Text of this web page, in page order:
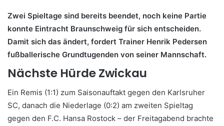
Zwei Spieltage sind bereits beendet, noch keine Partie
konnte Eintracht Braunschweig für sich entscheiden.
Damit sich das ändert, fordert Trainer Henrik Pedersen
fußballerische Grundtugenden von seiner Mannschaft.
Nächste Hürde Zwickau
Ein Remis (1:1) zum Saisonauftakt gegen den Karlsruher
SC, danach die Niederlage (0:2) am zweiten Spieltag
gegen den F.C. Hansa Rostock – der Freitagabend brachte